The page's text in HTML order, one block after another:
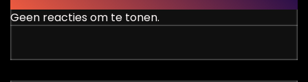
Geen reacties om te tonen.